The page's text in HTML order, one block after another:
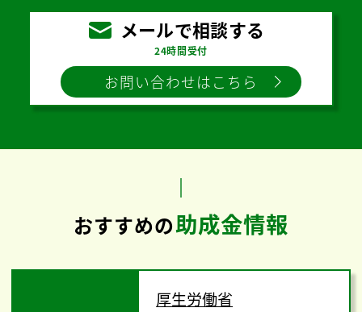
メールで相談する
24時間受付
お問い合わせはこちら
おすすめの助成金情報
厚生労働省